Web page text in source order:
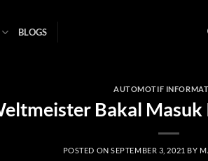
BLOGS
AUTOMOTIF
Bakal
POSTED ONSEPTEMBER 3, 2021 BY